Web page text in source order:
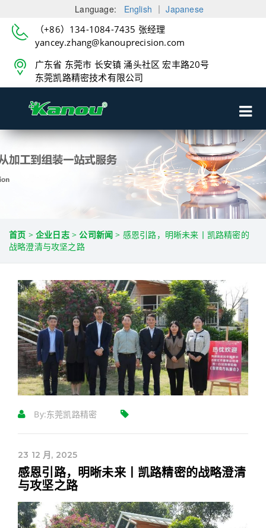
Language: English ｜Japanese
（+86）134-1084-7435 张经理
yancey.zhang@kanouprecision.com
广东省 东莞市 长安镇 涌头社区 宏丰路20号
东莞凯路精密技术有限公司
首页 >企业日志>公司新闻 > 感恩引路，明晰未来丨凯路精密的
战略澄清与攻坚之路
By:东莞凯路精密
23 12 月, 2025
感恩引路，明晰未来丨凯路精密的战略澄清
与攻坚之路